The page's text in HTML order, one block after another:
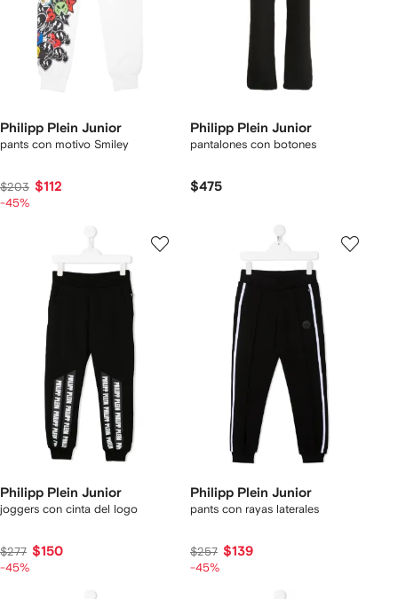
Philipp Plein Junior
pants con motivo Smiley
$203 $112
-45%
Philipp Plein Junior
pantalones con botones
$475
Philipp Plein Junior
joggers con cinta del logo
$277 $150
-45%
Philipp Plein Junior
pants con rayas laterales
$257 $139
-45%